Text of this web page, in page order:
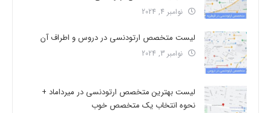
نوامبر 4, 2024
لیست متخصص ارتودنسی در دروس و اطراف آن
نوامبر 3, 2024
لیست بهترین متخصص ارتودنسی در میرداماد +
نحوه انتخاب یک متخصص خوب